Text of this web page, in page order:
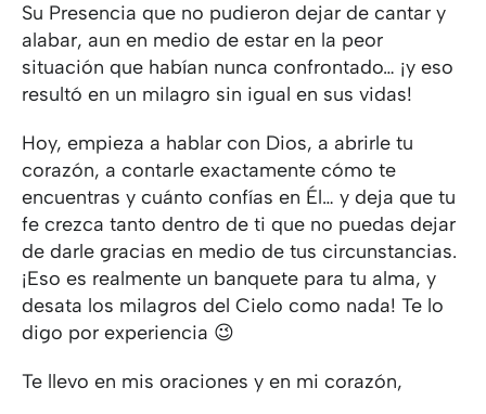
Su Presencia que no pudieron dejar de cantar y
alabar, aun en medio de estar en la peor
situación que habían nunca confrontado… ¡y eso
resultó en un milagro sin igual en sus vidas!
Hoy, empieza a hablar con Dios, a abrirle tu
corazón, a contarle exactamente cómo te
encuentras y cuánto confías en Él… y deja que tu
fe crezca tanto dentro de ti que no puedas dejar
de darle gracias en medio de tus circunstancias.
¡Eso es realmente un banquete para tu alma, y
desata los milagros del Cielo como nada! Te lo
digo por experiencia 😉
Te llevo en mis oraciones y en mi corazón,